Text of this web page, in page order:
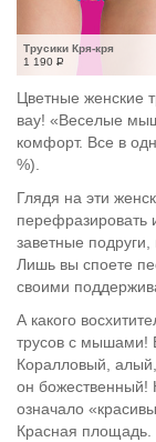
Трусики Кря-кря
1 190 Р
Цветные женские
вау! «Веселые
комфорт. Все в
%).
Глядя на эти
перефразировать
заветные подруги,
Лишь вы споете
своими
А какого
трусов с мышами!
Коралловый,
он божественный!
означало
Красная площадь.